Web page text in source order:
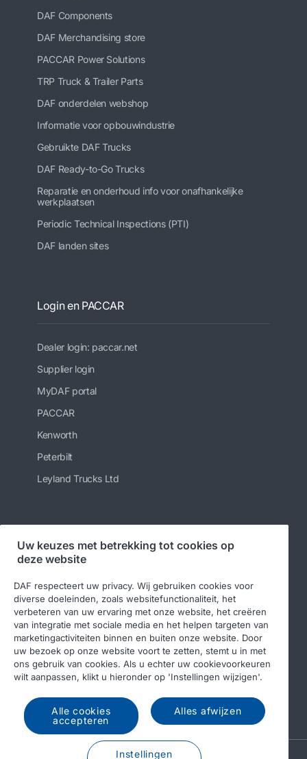
DAF Components
DAF Merchandising store
PACCAR Power Solutions
TRP Truck & Trailer Parts
DAF onderdelen webshop
Informatie voor opbouwindustrie
Gebruikte DAF Trucks
DAF Ready-to-Go Trucks
Reparatie en onderhoud info voor onafhankelijke
werkplaatsen
Periodic Technical Inspections (PTI)
DAF landen sites
Login en PACCAR
Dealer login: paccar.net
Supplier login
MyDAF portal
PACCAR
Kenworth
Peterbilt
Leyland Trucks Ltd
Volg ons
© 2026 DAF Legal notice
Privacy statement
Algemene voorwaarden
DAF en cookies
Income Tax Report
Uw keuzes met betrekking tot cookies op
deze website
DAF respecteert uw privacy. Wij gebruiken cookies voor
diverse doeleinden, zoals websitefunctionaliteit, het
verbeteren van uw ervaring met onze website, het creëren
van integratie met sociale media en het helpen targeten van
marketingactiviteiten binnen en buiten onze website. Door
uw bezoek op onze website voort te zetten, stemt u in met
ons gebruik van cookies. Als u echter uw cookievoorkeuren
wilt aanpassen, klikt u hieronder op 'Instellingen wijzigen'.
Alle cookies
accepteren
Alles afwijzen
Instellingen